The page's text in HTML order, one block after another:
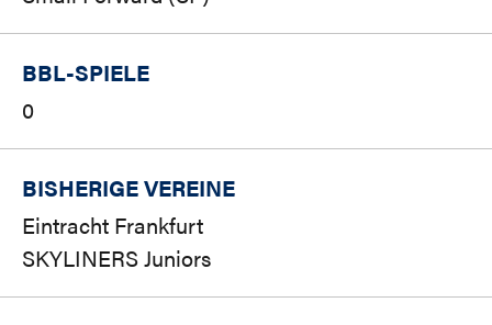
BBL-SPIELE
0
BISHERIGE VEREINE
Eintracht Frankfurt
SKYLINERS Juniors